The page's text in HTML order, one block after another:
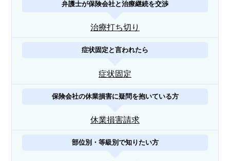
弁護士が保険会社と治療継続を交渉
治療打ち切り
症状固定と言われたら
症状固定
保険会社の休業損害に疑問を抱いている方
休業損害請求
部位別・等級別で知りたい方